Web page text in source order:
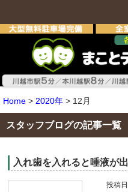
Home > 2020年 > 12月
スタッフブログの記事一覧
入れ歯を入れると唾液が
投稿